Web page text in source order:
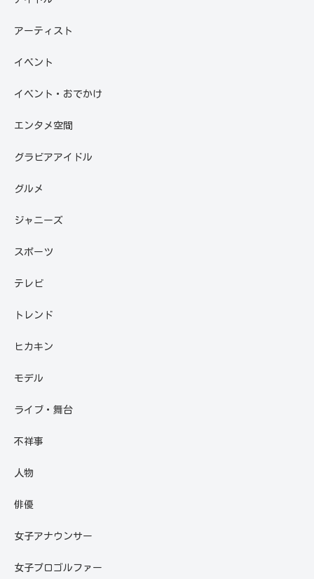
アーティスト
イベント
イベント・おでかけ
エンタメ空間
グラビアアイドル
グルメ
ジャニーズ
スポーツ
テレビ
トレンド
ヒカキン
モデル
ライブ・舞台
不祥事
人物
俳優
女子アナウンサー
女子プロゴルファー